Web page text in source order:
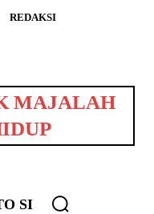
REDAKSI
MAJALAH
SI